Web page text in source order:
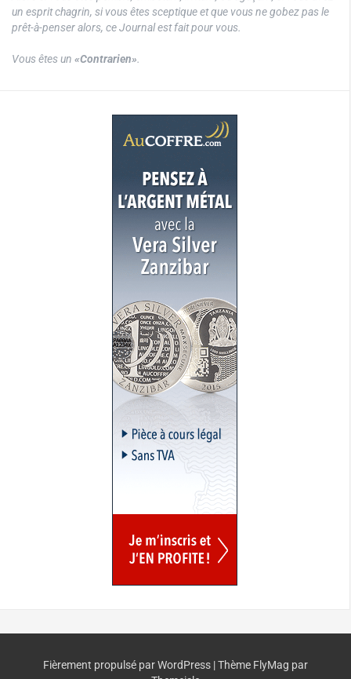
un esprit chagrin, si vous êtes sceptique et que vous ne gobez pas le
prêt-à-penser alors, ce Journal est fait pour vous.
Vous êtes un «Contrarien».
Fièrement propulsé par WordPress |Thème FlyMag par